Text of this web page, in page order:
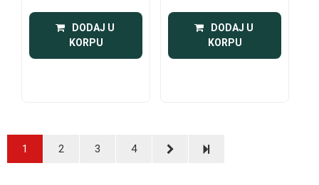
DODAJ U
KORPU
DODAJ U
KORPU
1 2 3 4